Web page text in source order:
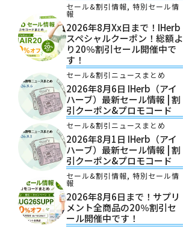
セール&割引情報, 特別セール情
報
2026年8月xx日まで！iHerb
スペシャルクーポン！総額よ
り20％割引セール開催中で
す！
セール&割引ニュースまとめ
2026年8月6日 IHerb（アイ
ハーブ）最新セール情報 | 割
引クーポン&プロモコード
セール&割引ニュースまとめ
2026年8月1日 IHerb（アイ
ハーブ）最新セール情報 | 割
引クーポン&プロモコード
セール&割引情報, 特別セール情
報
2026年8月6日まで！サプリ
メント全商品の20％割引セ
ール開催中です！